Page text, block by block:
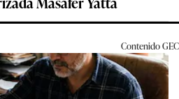
ContenidoGEC